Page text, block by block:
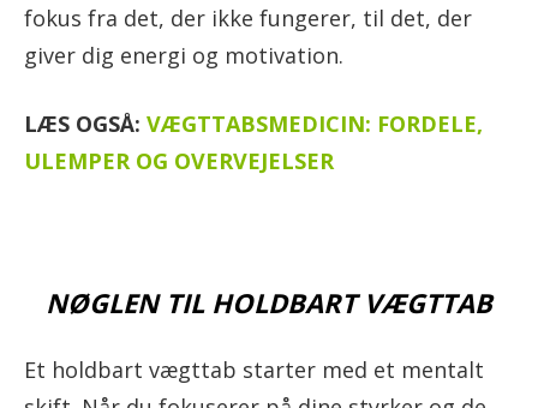
fokus fra det, der ikke fungerer, til det, der
giver dig energi og motivation.
LÆS OGSÅ: VÆGTTABSMEDICIN: FORDELE,
ULEMPER OG OVERVEJELSER
NØGLEN TIL HOLDBART VÆGTTAB
Et holdbart vægttab starter med et mentalt